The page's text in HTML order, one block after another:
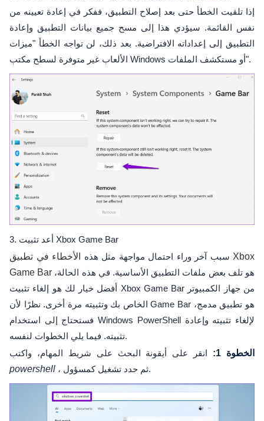
إذا تلقيت الخطأ حتى بعد إصلاح التطبيق، ففكر في إعادة تعيينه من
نفس القائمة. سيؤدي هذا إلى مسح جميع بيانات التطبيق وإعادة
التطبيق إلى إعداداته الافتراضية. بعد ذلك، لن تواجه الخطأ "ميزات
الألعاب غير متوفرة لسطح مكتب Windows أو مستكشف الملفات".
3. أعد تثبيت Xbox Game Bar
سبب آخر وراء احتمال مواجهة مثل هذه
الأخطاء في تطبيق Xbox
Game Bar
أفضل خيار لك هو إلغاء تثبيت Xbox Game Bar من جهاز الكمبيوتر
الخاص بك وتثبيته مرة أخرى. نظرًا لأن Game Bar هو تطبيق مدمج،
فستحتاج إلى استخدام Windows PowerShell لإلغاء تثبيته وإعادة
تثبيته. فيما يلي الخطوات لنفسه.
الخطوة 1:
انقر على أيقونة البحث على شريط المهام، واكتب
powershell
، ثم حدد تشغيل كمسؤول.